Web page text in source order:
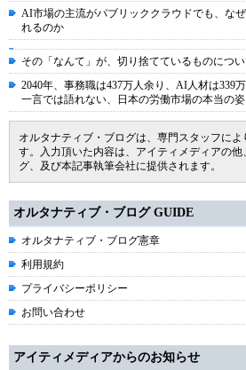
AI市場の主流がパブリッククラウドでも、な
れるのか
その「なんて」が、切り捨てているものにつ
2040年、事務職は437万人余り、AI人材は339
一言では語れない、日本の労働市場の本当の姿
オルタナティブ・ブログは、専門スタッフによ
す。入力頂いた内容は、アイティメディアの他
グ、及び本記事執筆会社に提供されます。
オルタナティブ・ブログ GUIDE
オルタナティブ・ブログ憲章
利用規約
プライバシーポリシー
お問い合わせ
アイティメディアからのお知らせ